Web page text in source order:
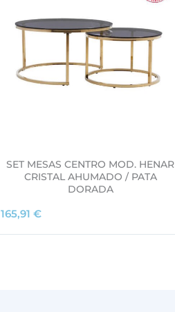
SET MESAS CENTRO MOD. HENAR
CRISTAL AHUMADO / PATA
DORADA
165,91 €